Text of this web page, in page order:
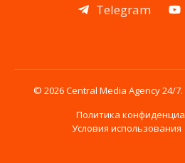
Telegram
© 2026 Central Media Agency 24/
Политика
Условия использования